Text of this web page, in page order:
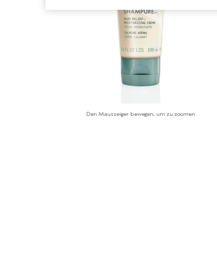
Den Mauszeiger bewegen, um zu zoomen